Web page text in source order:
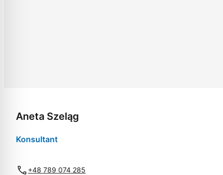
Aneta Szeląg
Konsultant
+48 789 074 285